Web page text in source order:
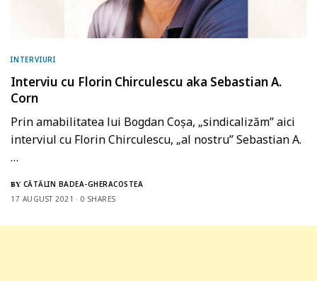
INTERVIURI
Interviu cu Florin Chirculescu aka Sebastian A.
Corn
Prin amabilitatea lui Bogdan Coșa, „sindicalizăm” aici
interviul cu Florin Chirculescu, „al nostru” Sebastian A.
…
BY CĂTĂLIN BADEA-GHERACOSTEA
17 AUGUST 2021
0 SHARES